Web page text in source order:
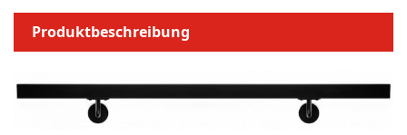
Produktbeschreibung